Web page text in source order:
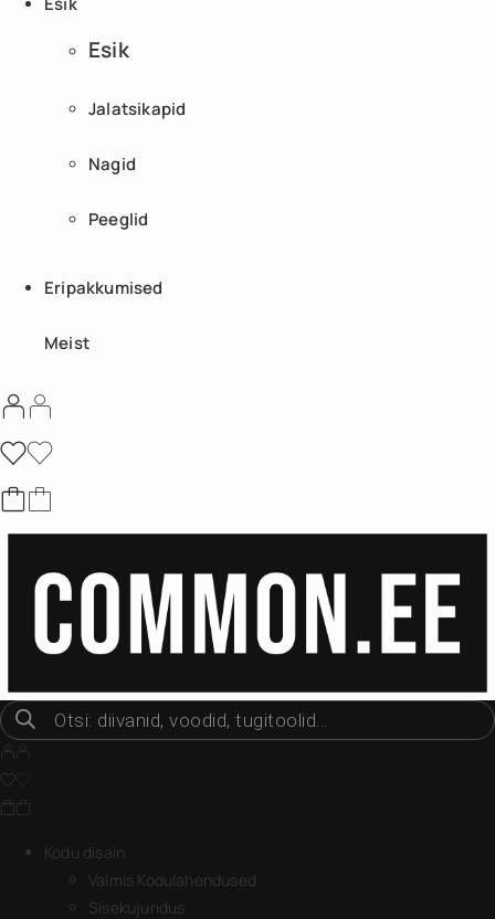
Esik
Jalatsikapid
Nagid
Peeglid
Eripakkumised
Meist
Kodu disain
Valmis Kodulahendused
Sisekujundus